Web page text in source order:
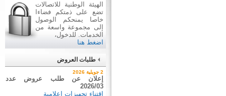
الهيئة الوطنية للاتصالات
تضع على ذمتكم فضاءا
خاصا يمنحكم الوصول
إلى مجموعة واسعة من
الخدمات. للدخول،
اضغط هنا
طلبات العروض
نتيجة بيع وسائل نقل عن طريق
ظروف مغلقة عدد 01/2026
بيع وسائل نقل عن طريق ظروف
إعلان عن طلب عروض عدد
2026/03
اقتناء تجهيزات إعلامية